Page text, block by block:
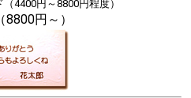
4400円～8800円程度）
8800円～）